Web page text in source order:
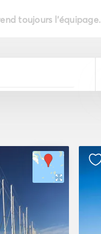
toujours l'équipage.